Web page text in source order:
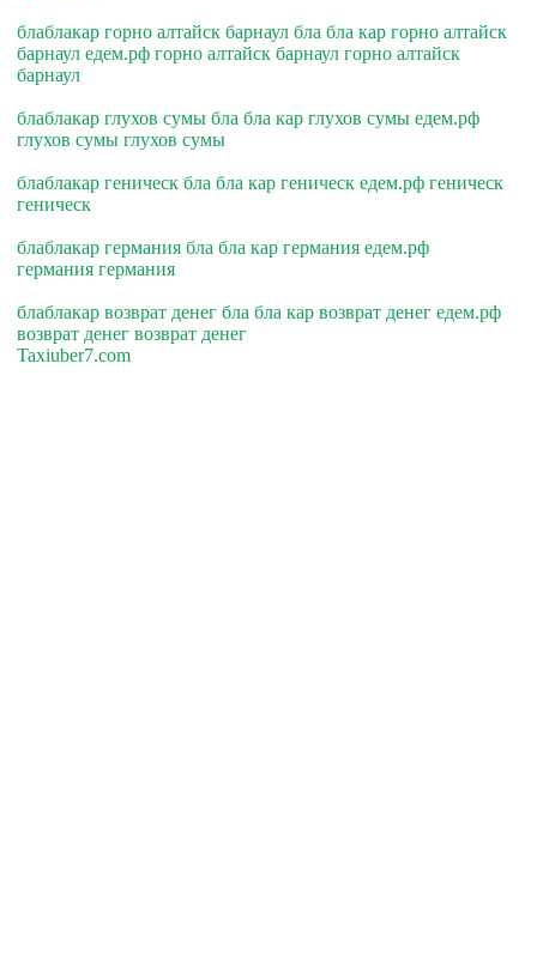
блаблакар горно алтайск барнаул бла бла кар горно алтайск
барнаул едем.рф горно алтайск барнаул горно алтайск
барнаул
блаблакар глухов сумы бла бла кар глухов сумы едем.рф
глухов сумы глухов сумы
блаблакар геническ бла бла кар геническ едем.рф геническ
геническ
блаблакар германия бла бла кар германия едем.рф
германия германия
блаблакар возврат денег бла бла кар возврат денег едем.рф
возврат денег возврат денег
Taxiuber7.com